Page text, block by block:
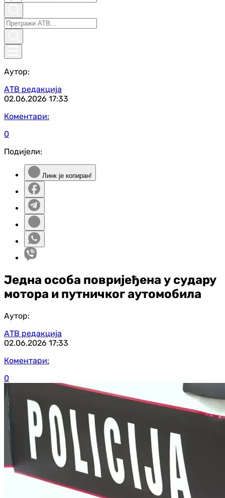
Аутор:
АТВ редакција
02.06.2026 17:33
Коментари:
0
Подијели:
Линк је копиран!
Једна особа повријеђена у судару
мотора и путничког аутомобила
Аутор:
АТВ редакција
02.06.2026 17:33
Коментари:
0